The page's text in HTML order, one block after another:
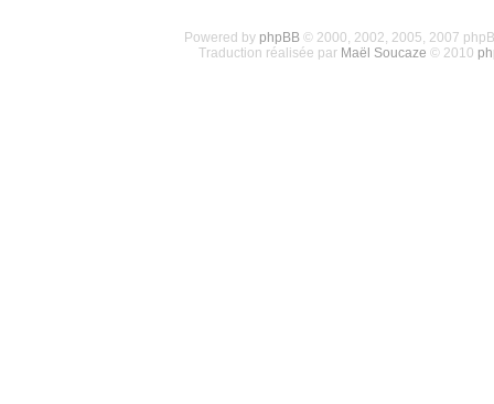
Powered by phpBB© 2000, 2002, 2005, 2007
Traduction réalisée par Maël Soucaze © 2010